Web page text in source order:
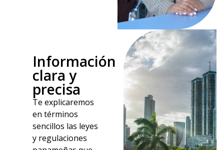
Información
clara y
precisa
Te explicaremos
en términos
sencillos las leyes
y regulaciones